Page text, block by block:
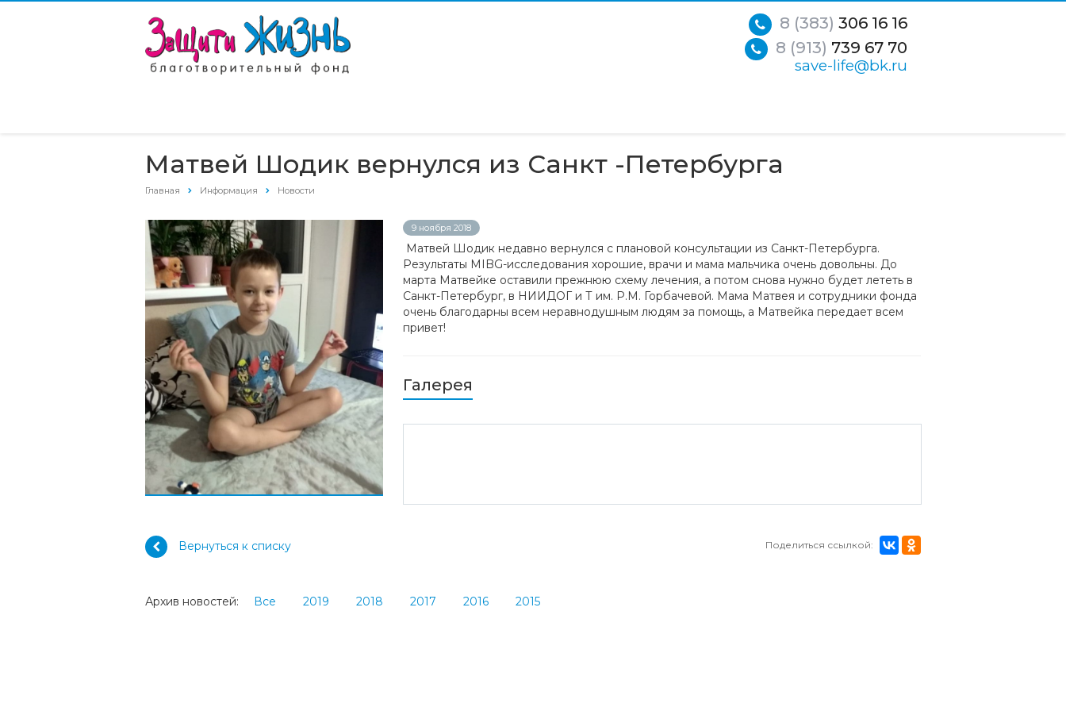
8 (383) 306 16 16
8 (913) 739 67 70
save-life@bk.ru
Матвей Шодик вернулся из Санкт -Петербурга
Главная Информация Новости
9 ноября 2018
Матвей Шодик недавно вернулся с плановой консультации из Санкт-Петербурга.
Результаты MIBG-исследования хорошие, врачи и мама мальчика очень довольны. До
марта Матвейке оставили прежнюю схему лечения, а потом снова нужно будет лететь в
Санкт-Петербург, в НИИДОГ и Т им. Р.М. Горбачевой. Мама Матвея и сотрудники фонда
очень благодарны всем неравнодушным людям за помощь, а Матвейка передает всем
привет!
Галерея
Поделиться ссылкой:
Вернуться к списку
Архив новостей: Все 2019 2018 2017 2016 2015